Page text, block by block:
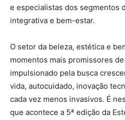
e especialistas dos segmentos
integrativa e bem-estar.
O setor da beleza, estética e
momentos mais promissores
impulsionado pela busca
vida, autocuidado, inovação
cada vez menos invasivos. É
que acontece a 5ª edição da